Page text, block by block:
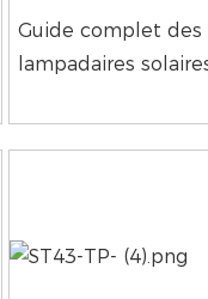
Guide complet des
lampadaires